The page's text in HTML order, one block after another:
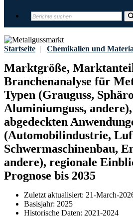
Startseite | Chemikalien und
Marktgröße,
Branchenanalyse für
Typen (Grauguss,
Aluminiumguss,
abgedeckten
(Automobilindustrie,
Schwermaschinenbau,
andere), regionale
Prognose bis 2035
Zuletzt aktualisiert: 21-March-
Basisjahr: 2025
Historische Daten: 2021-2024